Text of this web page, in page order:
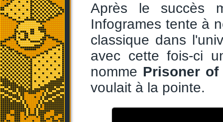
Après le succès
Infogrames tente à
classique dans
avec cette fois-ci
nomme Prisoner of
voulait à la pointe.